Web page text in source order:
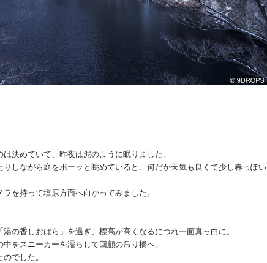
決めていて、昨夜は泥のように眠りました。
しながら庭をボーッと眺めていると、何だか天気も良くて少し春っぽい
を持って塩原方面へ向かってみました。
の香しおばら」を過ぎ、標高が高くなるにつれ一面真っ白に。
をスニーカーを濡らして回顧の吊り橋へ。
でした。